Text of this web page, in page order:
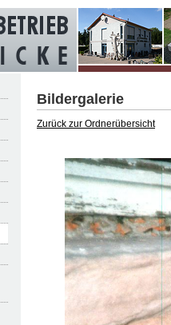
Bildergalerie
Zurück zur Ordnerübersicht